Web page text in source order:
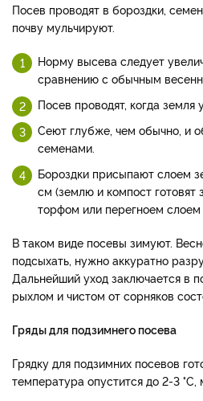
Посев проводят в бороздки,
почву мульчируют.
Норму высева следует
сравнению с обычным
Посев проводят, когда земля
Сеют глубже, чем обычно, и
семенами.
Бороздки присыпают слоем
см (землю и компост готовят
торфом или перегноем слоем
В таком виде посевы зимуют.
подсыхать, нужно аккуратно
Дальнейший уход заключается в
рыхлом и чистом от сорняков
Гряды для подзимнего посева
Грядку для подзимних посевов
температура опустится до 2-3 °C,